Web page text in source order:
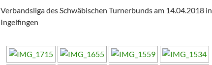
Verbandsliga des Schwäbischen Turnerbunds am 14.04.2018 in
Ingelfingen